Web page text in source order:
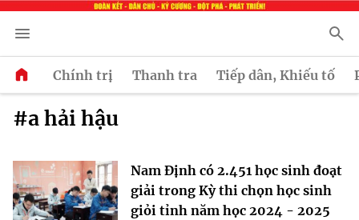
Chính trị Thanh tra Tiếp dân, Khiếu tố
#a hải hậu
Nam Định có 2.451 học sinh đoạt
giải trong Kỳ thi chọn học sinh
giỏi tỉnh năm học 2024 - 2025